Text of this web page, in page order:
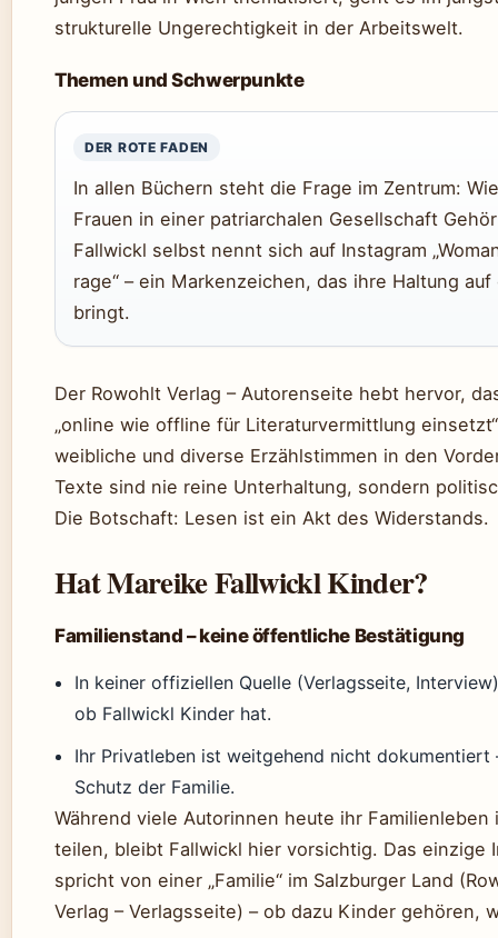
strukturelle Ungerechtigkeit in der Arbeitswelt.
Themen und Schwerpunkte
DER ROTE FADEN
In allen Büchern steht die Frage im Zentrum:
Frauen in einer patriarchalen Gesellschaft
Fallwickl selbst nennt sich auf Instagram
rage“ – ein Markenzeichen, das ihre Haltung auf
bringt.
Der Rowohlt Verlag – Autorenseite hebt hervor,
„online wie offline für Literaturvermittlung
weibliche und diverse Erzählstimmen in den
Texte sind nie reine Unterhaltung, sondern
Die Botschaft: Lesen ist ein Akt des Widerstands.
Hat Mareike Fallwickl Kinder?
Familienstand – keine öffentliche Bestätigung
In keiner offiziellen Quelle (Verlagsseite,
ob Fallwickl Kinder hat.
Ihr Privatleben ist weitgehend nicht dokumentiert
Schutz der Familie.
Während viele Autorinnen heute ihr Familienleben
teilen, bleibt Fallwickl hier vorsichtig. Das einzige
spricht von einer „Familie“ im Salzburger Land
Verlag – Verlagsseite) – ob dazu Kinder gehören,